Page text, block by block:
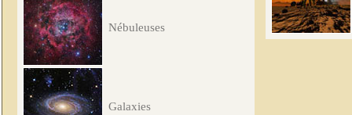
Nébuleuses
Galaxies